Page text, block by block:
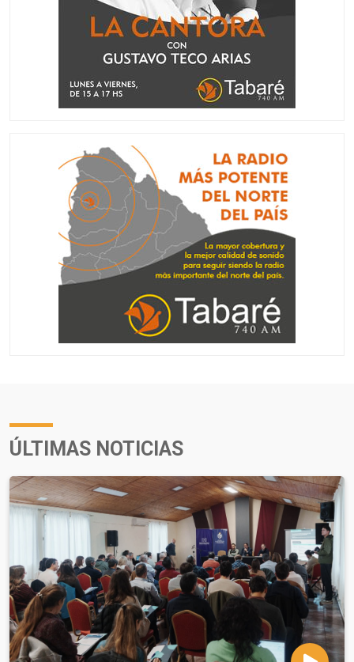
ÚLTIMAS NOTICIAS